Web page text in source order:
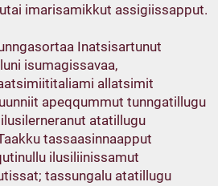
imarisamikkut assigiissapput.
Inatsisartunut
isumagissavaa,
allatsimit
apeqqummut tunngatillugu
atatillugu
tassaasinnaapput
ilusiliinissamut
tassungalu atatillugu